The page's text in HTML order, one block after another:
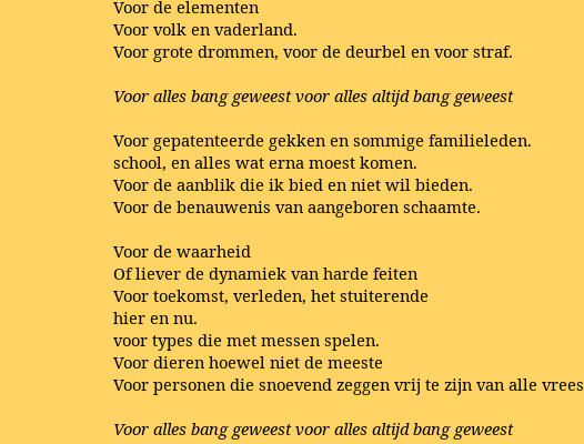
Voor de elementen
Voor volk en vaderland.
Voor grote drommen, voor de deurbel en voor straf.
Voor alles bang geweest voor alles altijd bang geweest
Voor gepatenteerde gekken en sommige familieleden.
school, en alles wat erna moest komen.
Voor de aanblik die ik bied en niet wil bieden.
Voor de benauwenis van aangeboren schaamte.
Voor de waarheid
Of liever de dynamiek van harde feiten
Voor toekomst, verleden, het stuiterende
hier en nu.
voor types die met messen spelen.
Voor dieren hoewel niet de meeste
Voor personen die snoevend zeggen vrij te zijn van alle vrees
Voor alles bang geweest voor alles altijd bang geweest